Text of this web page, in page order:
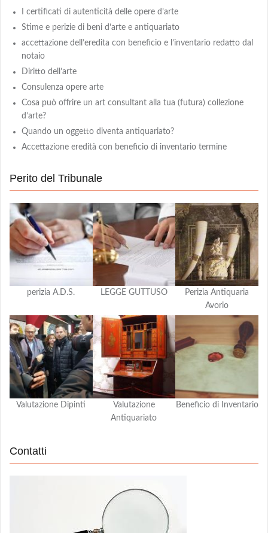
I certificati di autenticità delle opere d’arte
Stime e perizie di beni d’arte e antiquariato
accettazione dell’eredita con beneficio e l’inventario redatto dal
notaio
Diritto dell’arte
Consulenza opere arte
Cosa può offrire un art consultant alla tua (futura) collezione
d’arte?
Quando un oggetto diventa antiquariato?
Accettazione eredità con beneficio di inventario termine
Perito del Tribunale
perizia A.D.S. LEGGE GUTTUSO
Perizia Antiquaria
Avorio
Valutazione Dipinti
Valutazione
Antiquariato
Beneficio di Inventario
Contatti